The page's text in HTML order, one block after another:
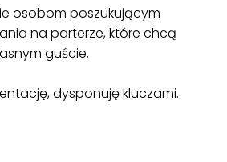
osobom poszukującym
na parterze, które chcą
guście.
dysponuję kluczami.